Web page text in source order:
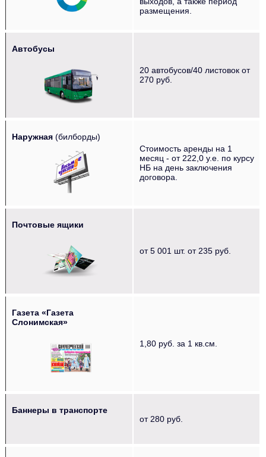
размещения.
Автобусы
20 автобусов/40 листовок от
270 руб.
Наружная(билборды)
Стоимость аренды на 1
месяц - от 222,0 у.е. по курсу
НБ на день заключения
договора.
Почтовые ящики
от 5 001 шт. от 235 руб.
Газета «Газета
Слонимская»
1,80 руб. за 1 кв.см.
Баннеры в транспорте
от 280 руб.